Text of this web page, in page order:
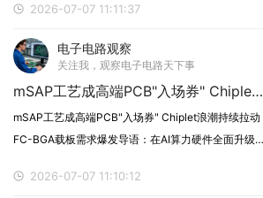
器正式问世，AI推理芯片商业化加速，算力架构进入
ASIC主导的新阶段
2026-07-07 11:11:37
电子电路观察
关注我，观察电子电路天下事
mSAP工艺成高端PCB"入场券" Chiplet浪潮持续拉动FC-BGA载板需求爆发
mSAP工艺成高端PCB"入场券" Chiplet浪潮持续拉动
FC-BGA载板需求爆发导语：在AI算力硬件全面升级
端选配"变为"标配入场券"。与此同时，Chiplet小芯片
2026-07-07 11:10:12